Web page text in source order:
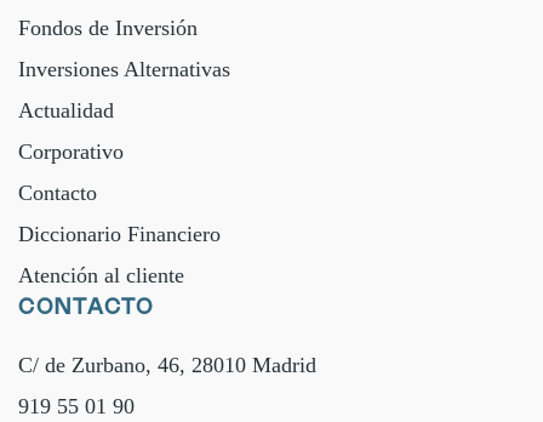
Fondos de Inversión
Inversiones Alternativas
Actualidad
Corporativo
Contacto
Diccionario Financiero
Atención al cliente
CONTACTO
C/ de Zurbano, 46, 28010 Madrid
919 55 01 90